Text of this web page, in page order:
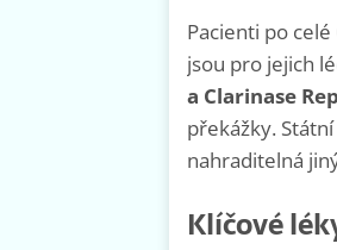
Pacienti po
jsou pro jejich
a Clarinase
překážky.
nahraditelná
Klíčové